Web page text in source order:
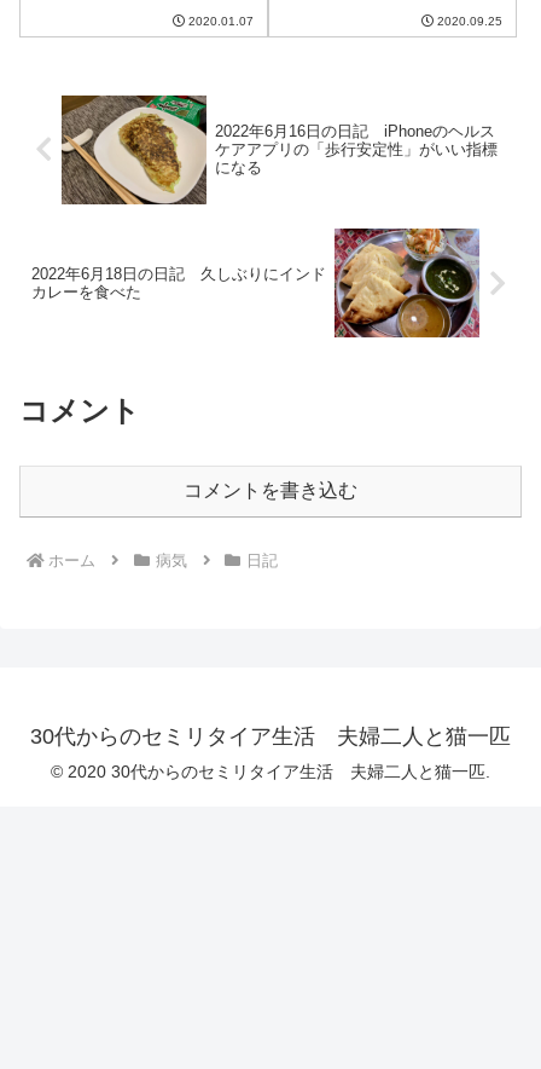
のか?」という点です。これ、意
不安は別私の...
2020.01.07 2020.09.25
2022年6月16日の日記 iPhoneのヘルス
ケアアプリの「歩行安定性」がいい指標
になる
2022年6月18日の日記 久しぶりにインド
カレーを食べた
コメント
コメントを書き込む
ホーム 病気 日記
30代からのセミリタイア生活 夫婦二人と猫一匹
© 2020 30代からのセミリタイア生活 夫婦二人と猫一匹.